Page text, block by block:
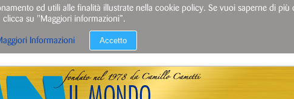
ed utili alle finalità illustrate nella cookie policy. Se vuoi saperne di
clicca su "Maggiori informazioni”.
Informazioni Accetto